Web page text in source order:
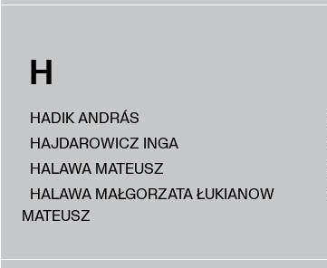
H
HADIK ANDRÁS
HAJDAROWICZ INGA
HALAWA MATEUSZ
HALAWA MAŁGORZATA ŁUKIANOW
MATEUSZ